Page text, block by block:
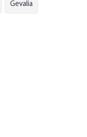
Gevalia